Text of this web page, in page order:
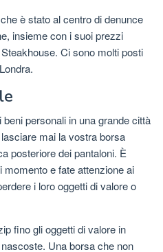
è stato al centro di denunce
insieme con i suoi prezzi
Ci sono molti posti
personali in una grande città
mai la vostra borsa
posteriore dei pantaloni. È
e fate attenzione ai
i loro oggetti di valore o
fino gli oggetti di valore in
Una borsa che non